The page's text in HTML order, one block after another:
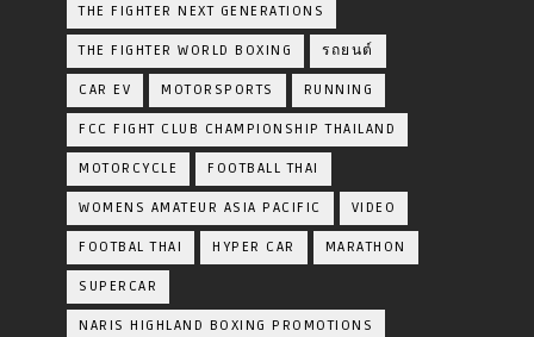
THE FIGHTER NEXT GENERATIONS
THE FIGHTER WORLD BOXING รถยนต์
CAR EV MOTORSPORTS RUNNING
FCC FIGHT CLUB CHAMPIONSHIP THAILAND
MOTORCYCLE FOOTBALL THAI
WOMENS AMATEUR ASIA PACIFIC VIDEO
FOOTBAL THAI HYPER CAR MARATHON
SUPERCAR
NARIS HIGHLAND BOXING PROMOTIONS